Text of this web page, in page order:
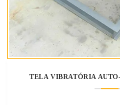
TELA VIBRATÓRIA